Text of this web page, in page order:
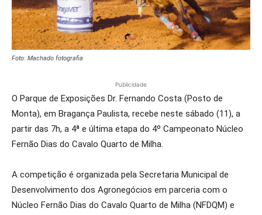
Foto: Machado fotografia
Publicidade
O Parque de Exposições Dr. Fernando Costa (Posto de
Monta), em Bragança Paulista, recebe neste sábado (11), a
partir das 7h, a 4ª e última etapa do 4º Campeonato Núcleo
Fernão Dias do Cavalo Quarto de Milha.
A competição é organizada pela Secretaria Municipal de
Desenvolvimento dos Agronegócios em parceria com o
Núcleo Fernão Dias do Cavalo Quarto de Milha (NFDQM) e